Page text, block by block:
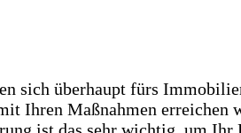
sich überhaupt fürs
Ihren Maßnahmen